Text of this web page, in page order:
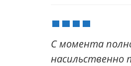
С момента
насильственно